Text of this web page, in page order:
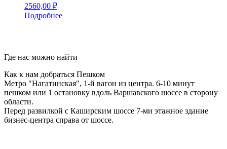
2560,00 ₽
Подробнее
Где нас можно найти
Как к нам добраться Пешком
Метро "Нагатинская", 1-й вагон из центра. 6-10 минут
пешком или 1 остановку вдоль Варшавского шоссе в сторону
области.
Перед развилкой с Каширским шоссе 7-ми этажное здание
бизнес-центра справа от шоссе.